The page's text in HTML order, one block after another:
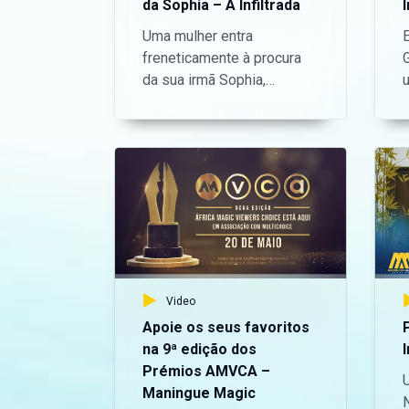
da Sophia – A Infiltrada
Uma mulher entra
freneticamente à procura
da sua irmã Sophia,
morta no estabelecimento.
— Aceda o nosso site
oficial aqui:
https://bit.ly/maninguemagic
Acompanha o melhor do
entretenimento
Moçambicano na TV no
Maningue Magic DStv
Canal 503 ou GOtv Max
Canal 8. Da um gosto e nos
acompanha na nossa
página do Facebook:
https://www.facebook.com/
Video
Apoie os seus favoritos
na 9ª edição dos
Prémios AMVCA –
Maningue Magic